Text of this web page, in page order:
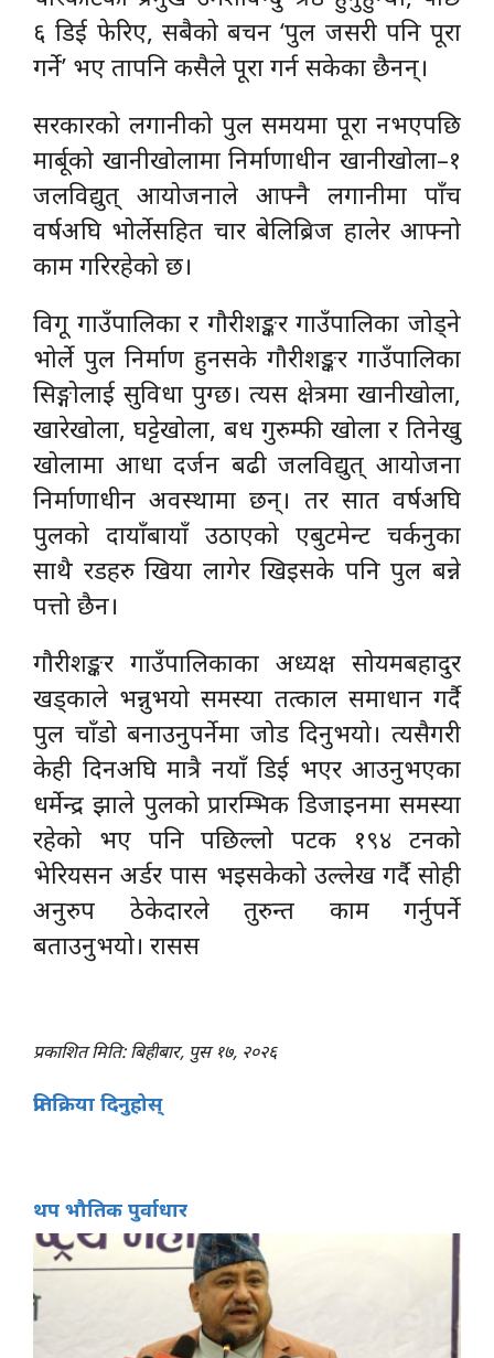
६ डिई फेरिए, सबैको बचन ‘पुल जसरी पनि पूरा
गर्ने’ भए तापनि कसैले पूरा गर्न सकेका छैनन्।
सरकारको लगानीको पुल समयमा पूरा नभएपछि
मार्बूको खानीखोलामा निर्माणाधीन खानीखोला–१
जलविद्युत् आयोजनाले आफ्नै लगानीमा पाँच
वर्षअघि भोर्लेसहित चार बेलिब्रिज हालेर आफ्नो
काम गरिरहेको छ।
विगू गाउँपालिका र गौरीशङ्कर गाउँपालिका जोड्ने
भोर्ले पुल निर्माण हुनसके गौरीशङ्कर गाउँपालिका
सिङ्गोलाई सुविधा पुग्छ। त्यस क्षेत्रमा खानीखोला,
खारेखोला, घट्टेखोला, बध गुरुम्फी खोला र तिनेखु
खोलामा आधा दर्जन बढी जलविद्युत् आयोजना
निर्माणाधीन अवस्थामा छन्। तर सात वर्षअघि
पुलको दायाँबायाँ उठाएको एबुटमेन्ट चर्कनुका
साथै रडहरु खिया लागेर खिइसके पनि पुल बन्ने
पत्तो छैन।
गौरीशङ्कर गाउँपालिकाका अध्यक्ष सोयमबहादुर
खड्काले भन्नुभयो समस्या तत्काल समाधान गर्दै
पुल चाँडो बनाउनुपर्नेमा जोड दिनुभयो। त्यसैगरी
केही दिनअघि मात्रै नयाँ डिई भएर आउनुभएका
धर्मेन्द्र झाले पुलको प्रारम्भिक डिजाइनमा समस्या
रहेको भए पनि पछिल्लो पटक १९४ टनको
भेरियसन अर्डर पास भइसकेको उल्लेख गर्दै सोही
अनुरुप ठेकेदारले तुरुन्त काम गर्नुपर्ने
बताउनुभयो। रासस
प्रकाशित मिति: बिहीबार, पुस १७, २०२६
प्रतिक्रिया दिनुहोस्
थप भौतिक पुर्वाधार